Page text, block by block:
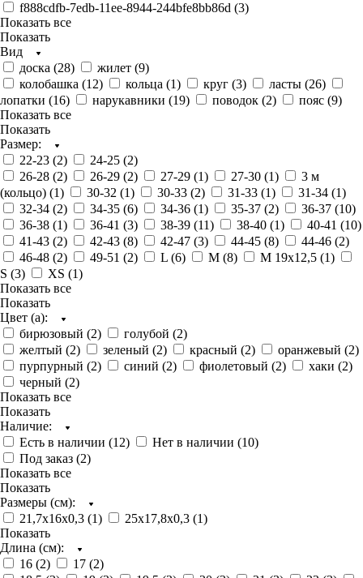
f888cdfb-7edb-11ee-8944-244bfe8bb86d (3)
Показать все
Показать
Вид
доска (28) жилет (9)
колобашка (12) кольца (1) круг (3) ласты (26)
лопатки (16) нарукавники (19) поводок (2) пояс (9)
Показать все
Показать
Размер:
22-23 (2) 24-25 (2)
26-28 (2) 26-29 (2) 27-29 (1) 27-30 (1)
3 м
(кольцо) (1) 30-32 (1) 30-33 (2) 31-33 (1) 31-34 (1)
32-34 (2) 34-35 (6) 34-36 (1) 35-37 (2) 36-37 (10)
36-38 (1) 36-41 (3) 38-39 (11) 38-40 (1) 40-41 (10)
41-43 (2) 42-43 (8) 42-47 (3) 44-45 (8) 44-46 (2)
46-48 (2) 49-51 (2) L (6) M (8) M 19х12,5 (1)
S (3) XS (1)
Показать все
Показать
Цвет (а):
бирюзовый (2) голубой (2)
желтый (2) зеленый (2) красный (2) оранжевый (2)
пурпурный (2) синий (2) фиолетовый (2) хаки (2)
черный (2)
Показать все
Показать
Наличие:
Есть в наличии (12) Нет в наличии (10)
Под заказ (2)
Показать все
Показать
Размеры (см):
21,7х16х0,3 (1) 25х17,8х0,3 (1)
Показать
Длина (cм):
16 (2) 17 (2)